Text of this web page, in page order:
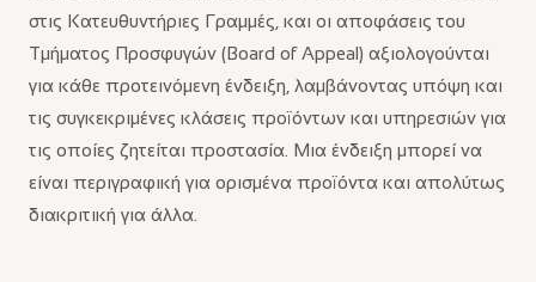
στις Κατευθυντήριες Γραμμές, και οι αποφάσεις του
Τμήματος Προσφυγών (Board of Appeal) αξιολογούνται
για κάθε προτεινόμενη ένδειξη, λαμβάνοντας υπόψη και
τις συγκεκριμένες κλάσεις προϊόντων και υπηρεσιών για
τις οποίες ζητείται προστασία. Μια ένδειξη μπορεί να
είναι περιγραφική για ορισμένα προϊόντα και απολύτως
διακριτική για άλλα.